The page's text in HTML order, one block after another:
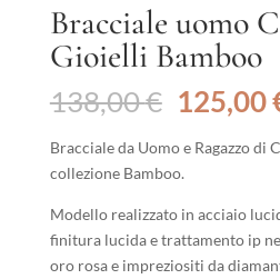
Bracciale uomo
Gioielli Bamboo
138,00€ Il
prezzo
era:
138,00
125,00
Bracciale da Uomo e Ragazzo di
collezione Bamboo.
Modello realizzato in acciaio
finitura lucida e trattamento ip
oro rosa e impreziositi da